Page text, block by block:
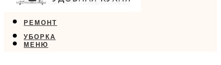
РЕМОНТ
УБОРКА
МЕНЮ